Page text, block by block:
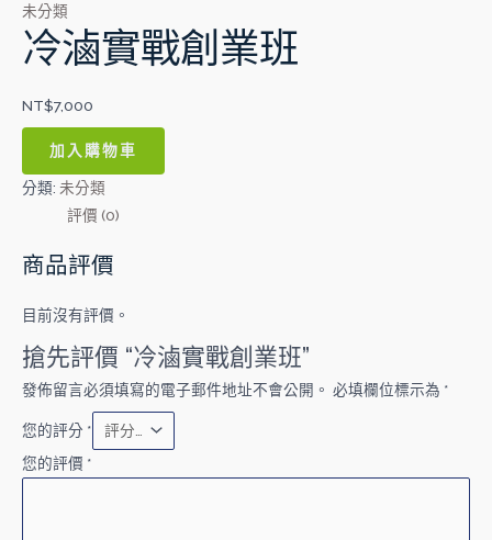
未分類
冷滷實戰創業班
NT$7,000
加入購物車
分類: 未分類
評價 (0)
商品評價
目前沒有評價。
搶先評價 “冷滷實戰創業班”
發佈留言必須填寫的電子郵件地址不會公開。 必填欄位標示為 *
您的評分 *
您的評價 *